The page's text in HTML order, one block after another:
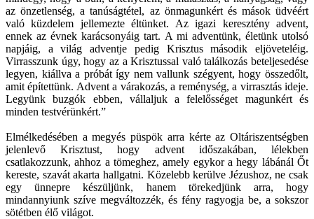
az önzetlenség, a tanúságtétel, az önmagunkért és mások üdvéért
való küzdelem jellemezte éltünket. Az igazi keresztény advent,
ennek az évnek karácsonyáig tart. A mi adventünk, életünk utolsó
napjáig, a világ adventje pedig Krisztus második eljöveteléig.
Virrasszunk úgy, hogy az a Krisztussal való találkozás beteljesedése
legyen, kiállva a próbát így nem vallunk szégyent, hogy összedőlt,
amit építettünk. Advent a várakozás, a reménység, a virrasztás ideje.
Legyünk buzgók ebben, vállaljuk a felelősséget magunkért és
minden testvérünkért.”
Elmélkedésében a megyés püspök arra kérte az Oltáriszentségben
jelenlevő Krisztust, hogy advent időszakában, lélekben
csatlakozzunk, ahhoz a tömeghez, amely egykor a hegy lábánál Őt
kereste, szavát akarta hallgatni. Közelebb kerülve Jézushoz, ne csak
egy ünnepre készüljünk, hanem törekedjünk arra, hogy
mindannyiunk szíve megváltozzék, és fény ragyogja be, a sokszor
sötétben élő világot.